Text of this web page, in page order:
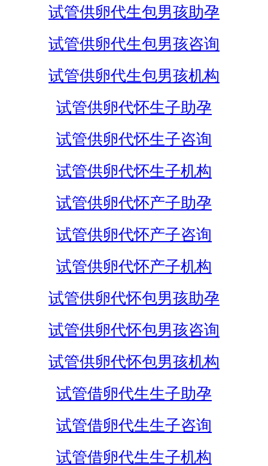
试管供卵代生包男孩助孕
试管供卵代生包男孩咨询
试管供卵代生包男孩机构
试管供卵代怀生子助孕
试管供卵代怀生子咨询
试管供卵代怀生子机构
试管供卵代怀产子助孕
试管供卵代怀产子咨询
试管供卵代怀产子机构
试管供卵代怀包男孩助孕
试管供卵代怀包男孩咨询
试管供卵代怀包男孩机构
试管借卵代生生子助孕
试管借卵代生生子咨询
试管借卵代生生子机构